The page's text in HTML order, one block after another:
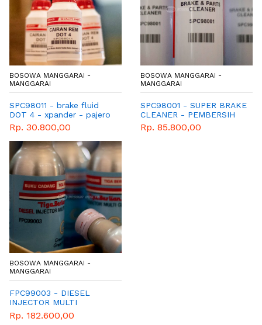
BOSOWA MANGGARAI -
MANGGARAI
SPC98011 - brake fluid
DOT 4 - xpander - pajero
- triton - mirage
Rp. 30.800,00
BOSOWA MANGGARAI -
MANGGARAI
SPC98001 - SUPER BRAKE
CLEANER - PEMBERSIH
REM - MITSUBISHI -
XPANDER - PAJERO -
Rp. 85.800,00
BOSOWA MANGGARAI -
MANGGARAI
FPC99003 - DIESEL
INJECTOR MULTI
CLEANER - PEMBERSIH
INJEKTOR DIESEL -
Rp. 182.600,00